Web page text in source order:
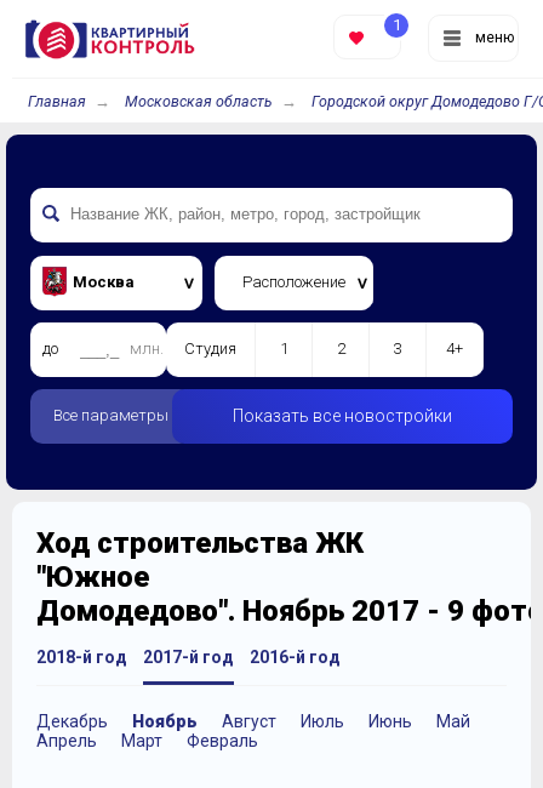
меню
1
Главная Московская область Городской округ Домодедово Г/
Москва Расположение
до млн. Студия 1 2 3 4+
Все параметры Показать все новостройки
Ход строительства ЖК
"Южное
Домодедово". Ноябрь 2017 - 9
2018-й год 2017-й год
Декабрь Ноябрь Август Июль Июнь
Май
Апрель
Март Февраль
2016-й год